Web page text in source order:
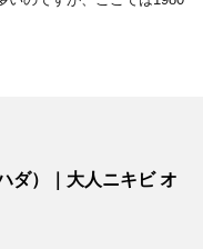
ダ）｜大人ニキビ オ